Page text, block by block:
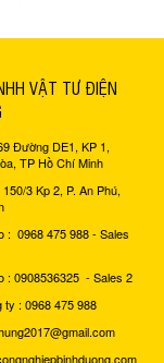
VẬT TƯ ĐIỆN
Đường DE1, KP 1,
TP Hồ Chí Minh
3 Kp 2, P. An Phú,
: 0968 475 988 - Sales
: 0908536325 - Sales 2
ty : 0968 475 988